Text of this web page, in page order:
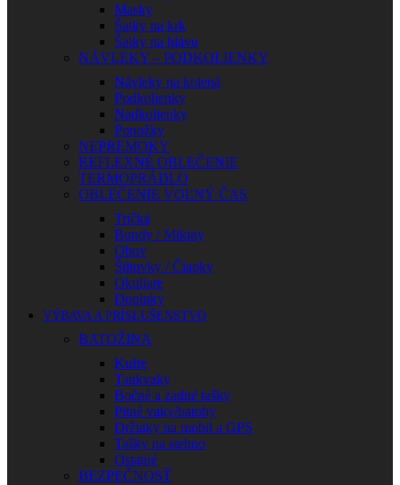
Masky
Šatky na krk
Šatky na hlavu
NÁVLEKY – PODKOLIENKY
Návleky na kolená
Podkolienky
Nadkolienky
Ponožky
NEPREMOKY
REFLEXNÉ OBLEČENIE
TERMOPRÁDLO
OBLEČENIE VOĽNÝ ČAS
Tričká
Bundy / Mikiny
Obuv
Šiltovky / Čiapky
Okuliare
Doplnky
VÝBAVA A PRÍSLUŠENSTVO
BATOŽINA
Kufre
Tankvaky
Bočné a zadné tašky
Pitné vaky/batohy
Držiaky na mobil a GPS
Tašky na stehno
Ostatné
BEZPEČNOSŤ